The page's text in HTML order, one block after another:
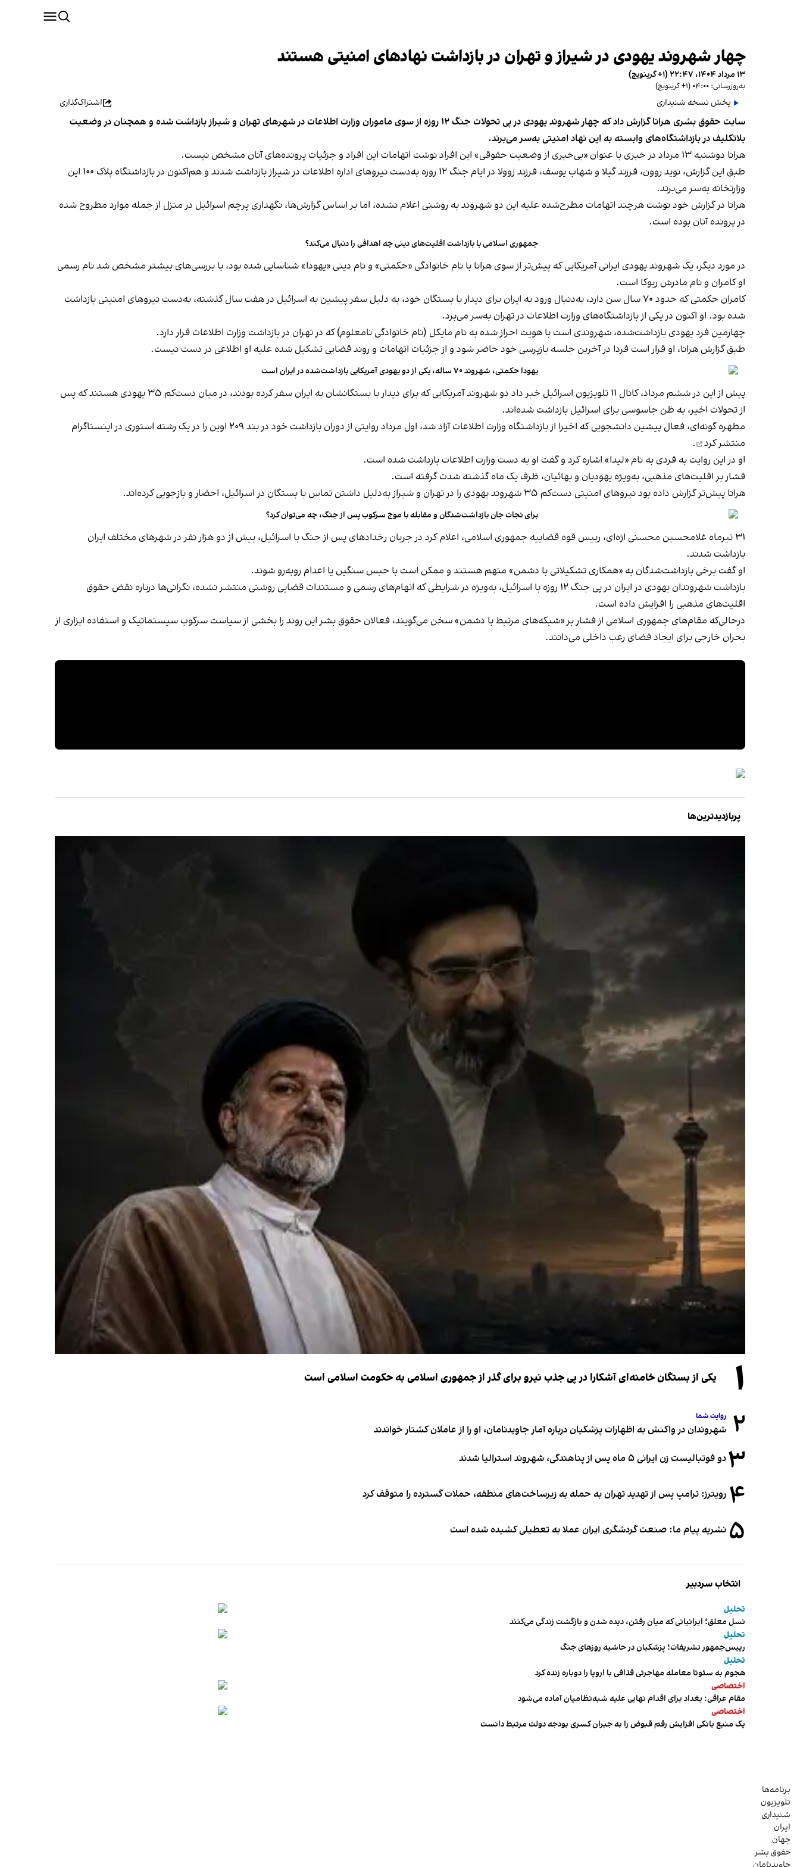
چهار شهروند یهودی در شیراز و تهران در بازداشت نهادهای امنیتی هستند
۱۳ مرداد ۱۴۰۴، ۲۲:۴۷ (‎+۱ گرینویچ)
به‌روزرسانی: ۰۴:۰۰ (‎+۱ گرینویچ)
پخش نسخه شنیداری اشتراک‌گذاری
سایت حقوق‌ بشری هرانا گزارش داد که چهار شهروند یهودی در پی تحولات جنگ ۱۲ روزه از سوی ماموران وزارت اطلاعات در شهرهای تهران و شیراز بازداشت شده و همچنان در وضعیت
بلاتکلیف در بازداشتگاه‌های وابسته به این نهاد امنیتی به‌سر می‌برند.
هرانا دوشنبه ۱۳ مرداد در خبری با عنوان «بی‌خبری از وضعیت حقوقی» این افراد نوشت اتهامات این افراد و جزئیات پرونده‌های آنان مشخص نیست.
طبق این گزارش، نوید روون، فرزند گیلا و شهاب یوسف، فرزند زوولا در ایام جنگ ۱۲ روزه به‌دست نیروهای اداره اطلاعات در شیراز بازداشت شدند و هم‌اکنون در بازداشتگاه پلاک ۱۰۰ این
وزارتخانه به‌سر می‌برند.
هرانا در گزارش خود نوشت هرچند اتهامات مطرح‌شده علیه این دو شهروند به روشنی اعلام نشده، اما بر اساس گزارش‌ها، نگهداری پرچم اسرائیل در منزل از جمله موارد مطروح شده
در پرونده آنان بوده است.
جمهوری اسلامی با بازداشت اقلیت‌های دینی چه اهدافی را دنبال می‌کند؟
در مورد دیگر، یک شهروند یهودی ایرانی آمریکایی که پیش‌تر از سوی هرانا با نام خانوادگی «حکمتی» و نام دینی «یهودا» شناسایی شده بود، با بررسی‌های بیشتر مشخص شد نام رسمی
او کامران و نام مادرش ریوکا است.
کامران حکمتی که حدود ۷۰ سال سن دارد، به‌دنبال ورود به ایران برای دیدار با بستگان خود، به دلیل سفر پیشین به اسرائیل در هفت سال گذشته، به‌دست نیروهای امنیتی بازداشت
شده بود. او اکنون در یکی از بازداشتگاه‌های وزارت اطلاعات در تهران به‌سر می‌برد.
چهارمین فرد یهودی بازداشت‌شده، شهروندی است با هویت احراز شده به نام مایکل (نام خانوادگی نامعلوم) که در تهران در بازداشت وزارت اطلاعات قرار دارد.
طبق گزارش هرانا، او قرار است فردا در آخرین جلسه بازپرسی خود حاضر شود و از جزئیات اتهامات و روند قضایی تشکیل شده علیه او اطلاعی در دست نیست.
یهودا حکمتی، شهروند ۷۰ ساله، یکی از دو یهودی آمریکایی بازداشت‌شده در ایران است
پیش از این در ششم مرداد، کانال ۱۱ تلویزیون اسرائیل خبر داد دو شهروند آمریکایی که برای دیدار با بستگانشان به ایران سفر کرده بودند، در میان دست‌کم ۳۵ یهودی هستند که پس
از تحولات اخیر، به ظن جاسوسی برای اسرائیل بازداشت شده‌اند.
مطهره گونه‌ای، فعال پیشین دانشجویی که اخیرا از بازداشتگاه وزارت اطلاعات آزاد شد، اول مرداد روایتی از دوران بازداشت خود در بند ۲۰۹ اوین را در یک رشته استوری در اینستاگرام
منتشر کرد
.
او در این روایت به فردی به نام «لیدا» اشاره کرد و گفت او به دست وزارت اطلاعات بازداشت شده است.
فشار بر اقلیت‌های مذهبی، به‌ویژه یهودیان و بهائیان، ظرف یک ماه گذشته شدت گرفته است.
هرانا پیش‌تر گزارش داده بود نیروهای امنیتی دست‌کم ۳۵ شهروند یهودی را در تهران و شیراز به‌دلیل داشتن تماس با بستگان در اسرائیل، احضار و بازجویی کرده‌اند.
برای نجات جان بازداشت‌شدگان و مقابله با موج سرکوب پس از جنگ، چه می‌توان کرد؟
۳۱ تیرماه غلامحسین محسنی‌ اژه‌ای، رییس قوه قضاییه جمهوری اسلامی، اعلام کرد در جریان رخدادهای پس از جنگ با اسرائیل، بیش از دو هزار نفر در شهرهای مختلف ایران
بازداشت شدند.
او گفت برخی بازداشت‌شدگان به «همکاری تشکیلاتی با دشمن» متهم‌ هستند و ممکن است با حبس سنگین یا اعدام روبه‌رو شوند.
بازداشت شهروندان یهودی در ایران در پی جنگ ۱۲ روزه با اسرائیل، به‌ویژه در شرایطی که اتهام‌های رسمی و مستندات قضایی روشنی منتشر نشده، نگرانی‌ها درباره نقض حقوق
اقلیت‌های مذهبی را افزایش داده است.
درحالی‌که مقام‌های جمهوری اسلامی از فشار بر «شبکه‌های مرتبط با دشمن» سخن می‌گویند، فعالان حقوق بشر این روند را بخشی از سیاست سرکوب سیستماتیک و استفاده ابزاری از
بحران خارجی برای ایجاد فضای رعب داخلی می‌دانند.
پربازدیدترین‌ها
۱ یکی از بستگان خامنه‌ای آشکارا در پی جذب نیرو برای گذر از جمهوری اسلامی به حکومت اسلامی است
۲ روایت شما
شهروندان در واکنش به اظهارات پزشکیان درباره آمار جاویدنامان، او را از عاملان کشتار خواندند
۳دو فوتبالیست زن ایرانی ۵ ماه پس از پناهندگی، شهروند استرالیا شدند
۴ رویترز: ترامپ پس از تهدید تهران به حمله به زیرساخت‌های منطقه، حملات گسترده را متوقف کرد
۵ نشریه پیام ما: صنعت گردشگری ایران عملا به تعطیلی کشیده شده است
انتخاب سردبیر
تحلیل
نسل معلق؛ ایرانیانی که میان رفتن، دیده شدن و بازگشت زندگی می‌کنند
تحلیل
رییس‌جمهور تشریفات؛ پزشکیان در حاشیه روزهای جنگ
تحلیل
هجوم به سئوتا معامله مهاجرتی قذافی با اروپا را دوباره زنده کرد
اختصاصی
مقام عراقی: بغداد برای اقدام نهایی علیه شبه‌نظامیان آماده می‌شود
اختصاصی
یک منبع بانکی افزایش رقم قبوض را به جبران کسری بودجه دولت مرتبط دانست
برنامه‌ها
تلویزیون
شنیداری
ایران
جهان
حقوق بشر